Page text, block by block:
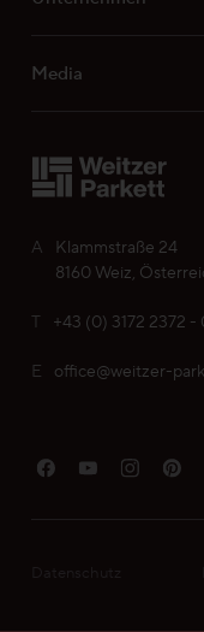
A
Klammstraße 24
8160 Weiz,
T +43 (0) 3172 2372 -
E office@weitzer-
Media